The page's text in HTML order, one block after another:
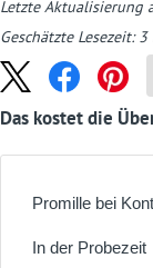
Letzte Aktualisierung
Geschätzte Lesezeit:3
Das kostet die